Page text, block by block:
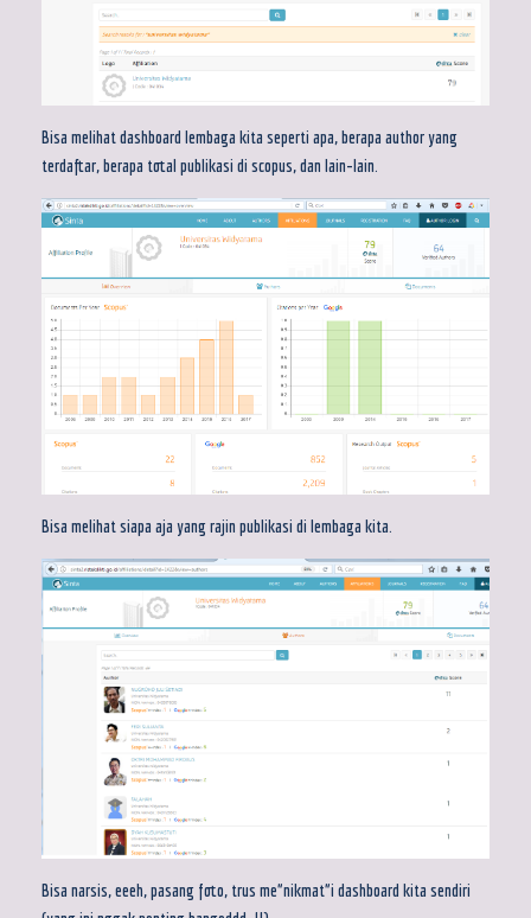
Bisa melihat dashboard lembaga kita seperti apa, berapa author yang
terdaftar, berapa total publikasi di scopus, dan lain-lain.
Bisa melihat siapa aja yang rajin publikasi di lembaga kita.
Bisa narsis, eeeh, pasang foto, trus me”nikmat”i dashboard kita sendiri